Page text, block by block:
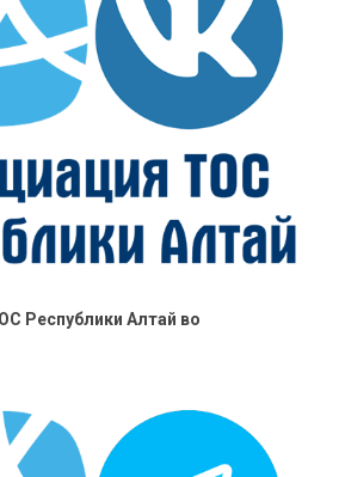
Республики Алтай во